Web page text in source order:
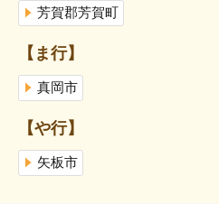
芳賀郡芳賀町
【ま行】
真岡市
【や行】
矢板市